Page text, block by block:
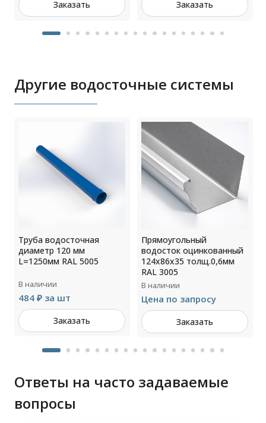
Заказать Заказать
Другие водосточные системы
Труба водосточная
диаметр 120 мм
L=1250мм RAL 5005
В наличии
484 ₽ за шт
Заказать
Прямоугольный
водосток оцинкованный
124х86х35 толщ.0,6мм
RAL 3005
В наличии
Цена по запросу
Заказать
Ответы на часто задаваемые
вопросы